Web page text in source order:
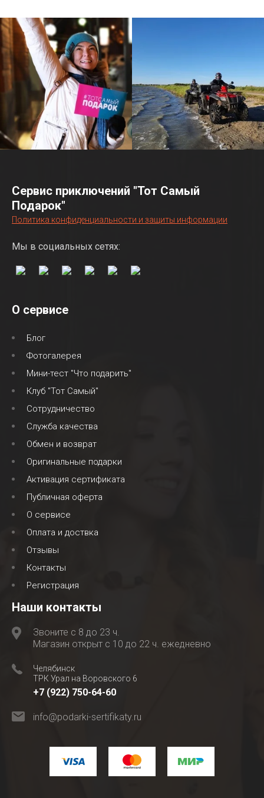
Сервис приключений "Тот Самый
Подарок"
Политика конфиденциальности и защиты информации
Мы в социальных сетях:
О сервисе
Блог
Фотогалерея
Мини-тест "Что подарить"
Клуб "Тот Самый"
Сотрудничество
Служба качества
Обмен и возврат
Оригинальные подарки
Активация сертификата
Публичная оферта
О сервисе
Оплата и доствка
Отзывы
Контакты
Регистрация
Наши контакты
Звоните с 8 до 23 ч.
Магазин открыт с 10 до 22 ч. ежедневно
Челябинск
ТРК Урал на Воровского 6
+7 (922) 750-64-60
info@podarki-sertifikaty.ru